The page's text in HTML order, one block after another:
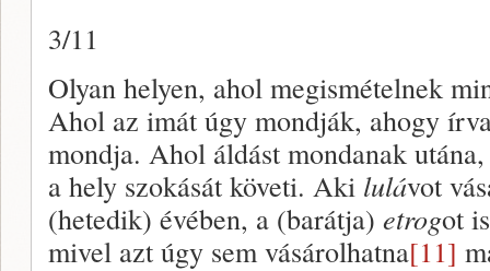
3/11
Olyan helyen, ahol megismételnek
Ahol az imát úgy mondják, ahogy
mondja. Ahol áldást mondanak
a hely szokását követi. Aki lulávot
(hetedik) évében, a (barátja) etrogot
mivel azt úgy sem vásárolhatna[11]